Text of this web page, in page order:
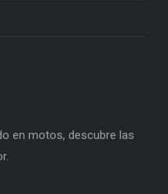
en motos, descubre las